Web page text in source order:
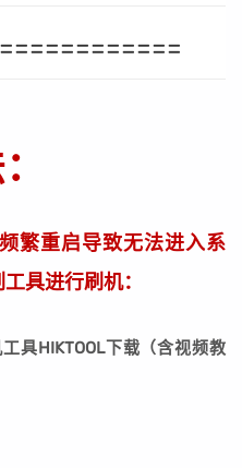
繁重启导致无法进入系
具进行刷机：
具HIKTOOL下载（含视频教